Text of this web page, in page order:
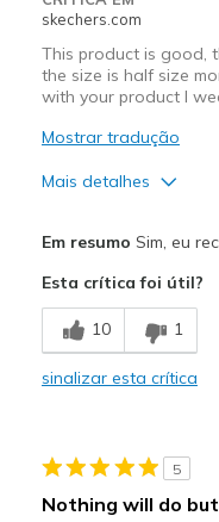
Sizing
skechers.com
This product is good,
the size is half size
with your product I
Mostrar tradução
Mais detalhes
Stylish
Melhores utilizações
Casual Wear
Special Occasions
Em resumo Sim, eu
Esta crítica foi útil?
10 1
sinalizar esta crítica
5
Nothing will do